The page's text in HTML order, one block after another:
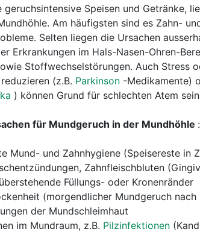
geruchsintensive Speisen und Getränke,
Am häufigsten sind es Zahn-
Selten liegen die Ursachen
Erkrankungen im Hals-Nasen-Ohren-
Stoffwechselstörungen. Auch Stress
reduzieren (z.B. Parkinson -Medikamente)
) können Grund für schlechten Atem
für Mundgeruch in der Mundhöhle :
Mund- und Zahnhygiene (Speisereste in
Zahnfleischbluten
Füllungs- oder Kronenränder
(morgendlicher Mundgeruch
der Mundschleimhaut
im Mundraum, z.B. Pilzinfektionen